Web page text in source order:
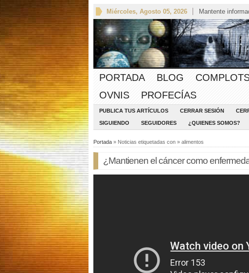
Miércoles, Agosto 05, 2026 Mantente
PORTADA BLOG
OVNIS
PROFECÍAS
PUBLICA TUS ARTÍCULOS CERRAR SESIÓN
SIGUIENDO SEGUIDORES ¿QUIENES SOMOS?
Portada » Noticias etiquetadas con » alimentos
¿Mantienen el cáncer como